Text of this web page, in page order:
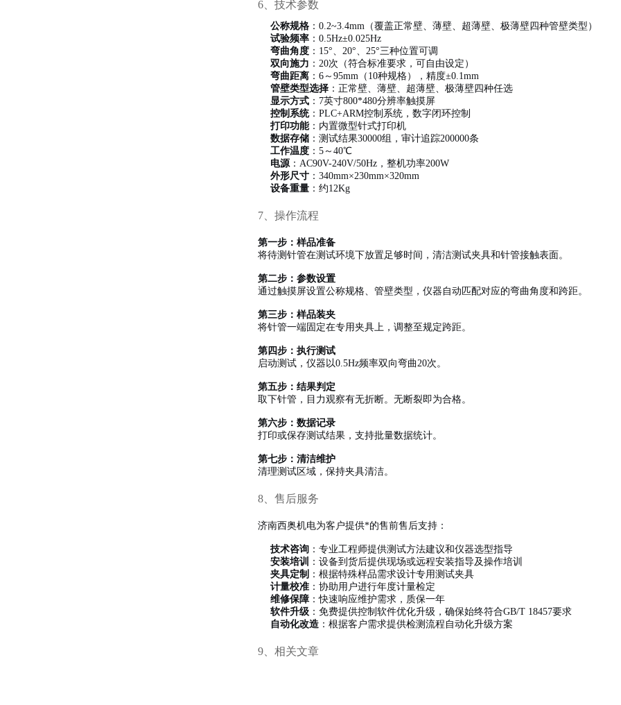
6、技术参数
公称规格 ：0.2~3.4mm（覆盖正常壁、薄壁、超薄壁、极薄壁四种管壁类型）
试验频率 ：0.5Hz±0.025Hz
弯曲角度 ：15°、20°、25°三种位置可调
双向施力 ：20次（符合标准要求，可自由设定）
弯曲距离 ：6～95mm（10种规格），精度±0.1mm
管壁类型选择 ：正常壁、薄壁、超薄壁、极薄壁四种任选
显示方式 ：7英寸800*480分辨率触摸屏
控制系统：PLC+ARM控制系统，数字闭环控制
打印功能：内置微型针式打印机
数据存储 ：测试结果30000组，审计追踪200000条
工作温度 ：5～40℃
电源：AC90V-240V/50Hz，整机功率200W
外形尺寸 ：340mm×230mm×320mm
设备重量 ：约12Kg
7、操作流程
第一步：样品准备
将待测针管在测试环境下放置足够时间，清洁测试夹具和针管接触表面。
第二步：参数设置
通过触摸屏设置公称规格、管壁类型，仪器自动匹配对应的弯曲角度和跨距。
第三步：样品装夹
将针管一端固定在专用夹具上，调整至规定跨距。
第四步：执行测试
启动测试，仪器以0.5Hz频率双向弯曲20次。
第五步：结果判定
取下针管，目力观察有无折断。无断裂即为合格。
第六步：数据记录
打印或保存测试结果，支持批量数据统计。
第七步：清洁维护
清理测试区域，保持夹具清洁。
8、售后服务
济南西奥机电为客户提供*的售前售后支持：
技术咨询 ：专业工程师提供测试方法建议和仪器选型指导
安装培训
：设备到货后提供现场或远程安装指导及操作培训
夹具定制 ：根据特殊样品需求设计专用测试夹具
计量校准 ：协助用户进行年度计量检定
维修保障 ：快速响应维护需求，质保一年
软件升级 ：免费提供控制软件优化升级，确保始终符合GB/T 18457要求
自动化改造 ：根据客户需求提供检测流程自动化升级方案
9、相关文章